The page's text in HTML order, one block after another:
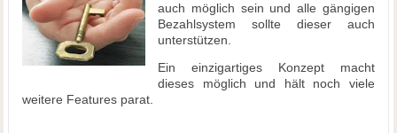
auch möglich sein und alle gängigen
Bezahlsystem sollte dieser auch
unterstützen.
Ein einzigartiges Konzept macht
dieses möglich und hält noch viele
weitere Features parat.